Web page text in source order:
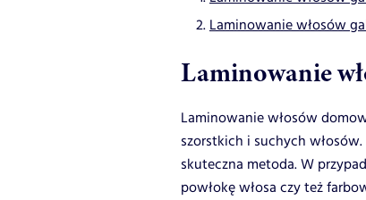
Laminowanie włosów
Laminowanie
Laminowanie włosów
szorstkich i suchych
skuteczna metoda. W
powłokę włosa czy też